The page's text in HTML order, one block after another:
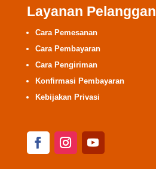
Layanan Pelanggan
Cara Pemesanan
Cara Pembayaran
Cara Pengiriman
Konfirmasi Pembayaran
Kebijakan Privasi